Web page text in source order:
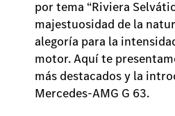
por tema “Riviera
majestuosidad de la
alegoría para la
motor. Aquí te
más destacados y la
Mercedes-AMG G 63.